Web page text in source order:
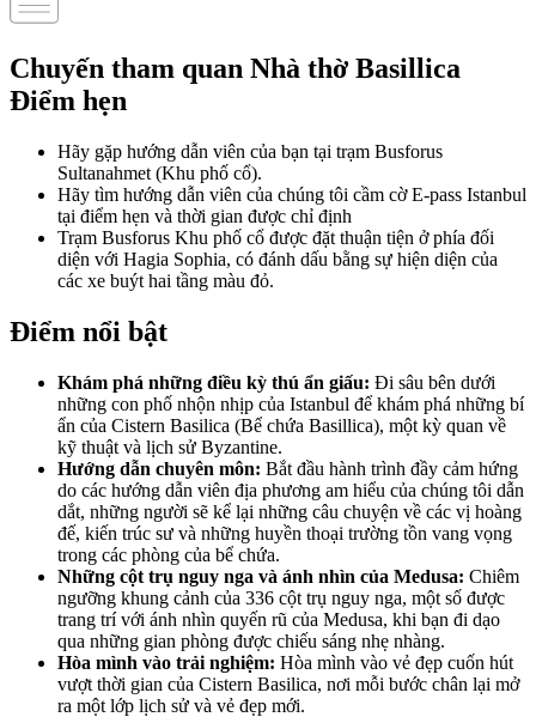
Chuyến tham quan Nhà thờ Basillica
Điểm hẹn
Hãy gặp hướng dẫn viên của bạn tại trạm Busforus
Sultanahmet (Khu phố cổ).
Hãy tìm hướng dẫn viên của chúng tôi cầm cờ E-pass Istanbul
tại điểm hẹn và thời gian được chỉ định
Trạm Busforus Khu phố cổ được đặt thuận tiện ở phía đối
diện với Hagia Sophia, có đánh dấu bằng sự hiện diện của
các xe buýt hai tầng màu đỏ.
Điểm nổi bật
Khám phá những điều kỳ thú ẩn giấu: Đi sâu bên dưới
những con phố nhộn nhịp của Istanbul để khám phá những bí
ẩn của Cistern Basilica (Bể chứa Basillica), một kỳ quan về
kỹ thuật và lịch sử Byzantine.
Hướng dẫn chuyên môn: Bắt đầu hành trình đầy cảm hứng
do các hướng dẫn viên địa phương am hiểu của chúng tôi dẫn
dắt, những người sẽ kể lại những câu chuyện về các vị hoàng
đế, kiến trúc sư và những huyền thoại trường tồn vang vọng
trong các phòng của bể chứa.
Những cột trụ nguy nga và ánh nhìn của Medusa: Chiêm
ngưỡng khung cảnh của 336 cột trụ nguy nga, một số được
trang trí với ánh nhìn quyến rũ của Medusa, khi bạn đi dạo
qua những gian phòng được chiếu sáng nhẹ nhàng.
Hòa mình vào trải nghiệm: Hòa mình vào vẻ đẹp cuốn hút
vượt thời gian của Cistern Basilica, nơi mỗi bước chân lại mở
ra một lớp lịch sử và vẻ đẹp mới.